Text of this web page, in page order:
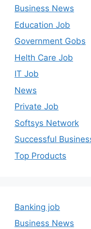
Business News
Education Job
Government Gobs
Helth Care Job
IT Job
News
Private Job
Softsys Network
Successful
Top Products
Banking job
Business News